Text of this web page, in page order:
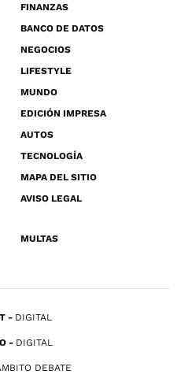
FINANZAS
BANCO DE DATOS
NEGOCIOS
LIFESTYLE
MUNDO
EDICIÓN IMPRESA
AUTOS
TECNOLOGÍA
MAPA DEL SITIO
AVISO LEGAL
MULTAS
DIGITAL
DIGITAL
DEBATE